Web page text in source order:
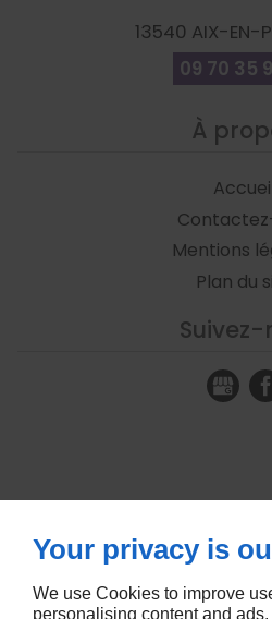
13540 AIX-EN-
09 70 35
À
Mentions
Plan du
Suivez-
Your privacy is
We use Cookies to improve
personalising content and